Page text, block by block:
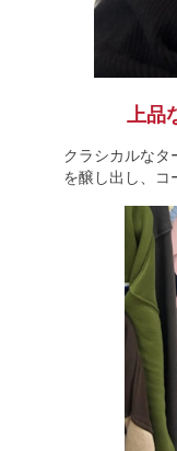
上品
クラシカルなタ
を醸し出し、コ